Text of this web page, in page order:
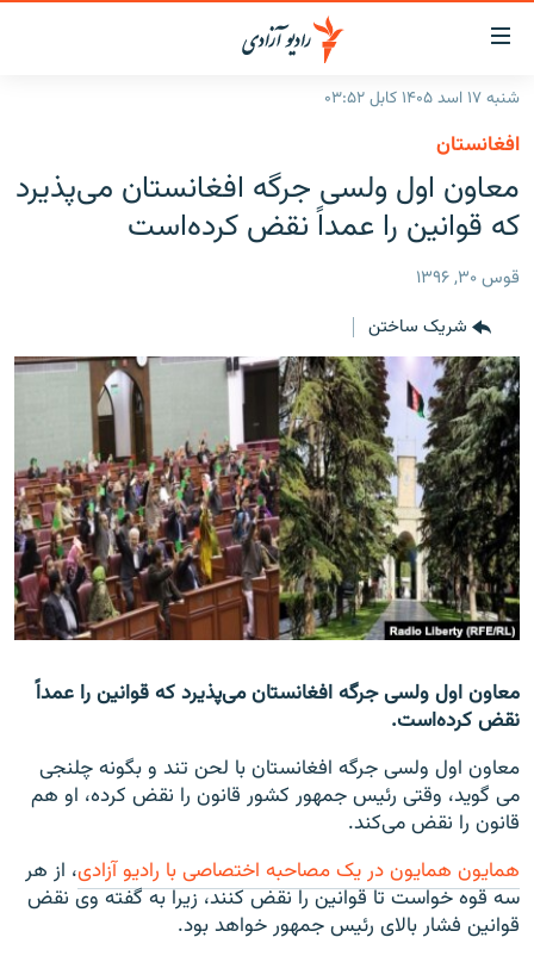
لینک‌های
قابل
دسترسی
به
متن
اصلی
بازگشت
منوی
مراجعه
به
صفحه
جستجو
گزارش‌ها
افغانستان
جهان
خبرها
مصاحبه‌ها
برنامه‌ها
مجموعه تصویری
ورزش
بحران مهاجرت
'کووید-۱۹'
تماس
صفحه پشتو
به ما بپیوندید
همۀ سایت‌های رادیو آزادی/ رادیو اروپای آزاد
شنبه ۱۷ اسد ۱۴۰۵ کابل ۰۳:۵۲
افغانستان
معاون اول ولسی جرگه افغانستان می‌پذیرد
که قوانین را عمداً نقض کرده‌است
قوس ۳۰, ۱۳۹۶
شریک ساختن
معاون اول ولسی جرگه افغانستان می‌پذیرد که قوانین را عمداً
نقض کرده‌است.
معاون اول ولسی جرگه افغانستان با لحن تند و بگونه چلنجی
می گوید، وقتی رئیس جمهور کشور قانون را نقض کرده، او هم
قانون را نقض می‌کند.
همایون همایون در یک مصاحبه اختصاصی با رادیو آزادی، از هر
سه قوه خواست تا قوانین را نقض کنند، زیرا به گفته وی نقض
قوانین فشار بالای رئیس جمهور خواهد بود.